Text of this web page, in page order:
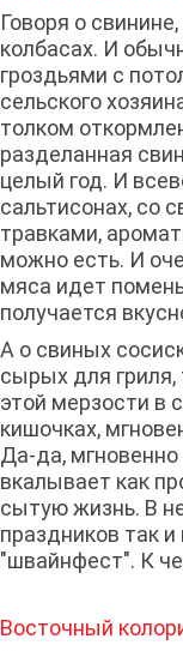
Говоря о
колбасах. И
гроздьями с
сельского
толком
разделанная
целый год. И
сальтисонах, со
травками,
можно есть. И
мяса идет
получается
А о свиных
сырых для гриля,
этой мерзости в
кишочках,
Да-да, мгновенно
вкалывает как
сытую жизнь. В
праздников так
"швайнфест". К
Восточный